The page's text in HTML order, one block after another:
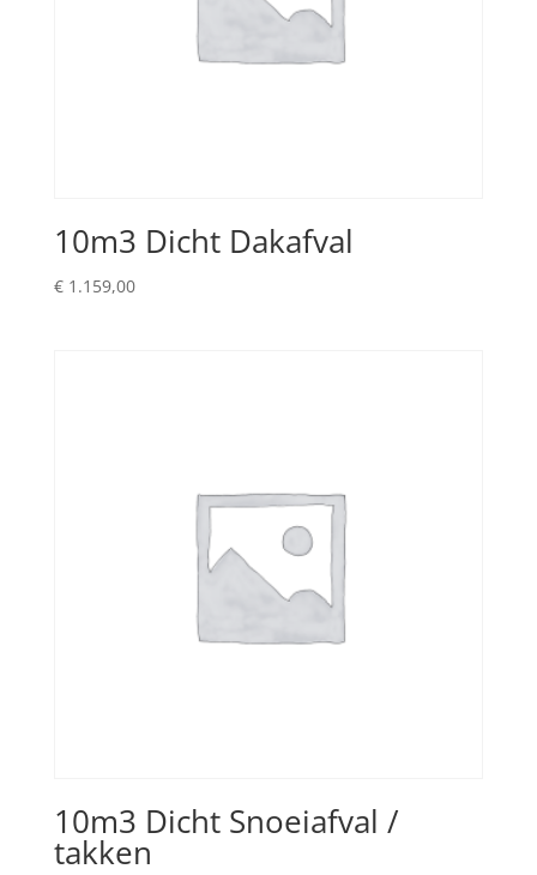
10m3 Dicht Dakafval
€1.159,00
10m3 Dicht Snoeiafval /
takken